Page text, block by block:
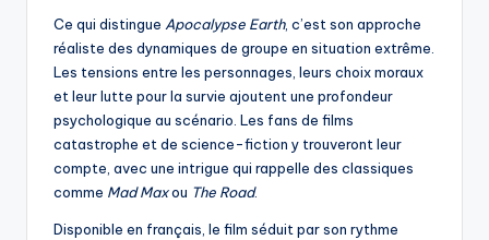
Ce qui distingue Apocalypse Earth, c’est son approche
réaliste des dynamiques de groupe en situation extrême.
Les tensions entre les personnages, leurs choix moraux
et leur lutte pour la survie ajoutent une profondeur
psychologique au scénario. Les fans de films
catastrophe et de science-fiction y trouveront leur
compte, avec une intrigue qui rappelle des classiques
comme Mad Maxou The Road.
Disponible en français, le film séduit par son rythme